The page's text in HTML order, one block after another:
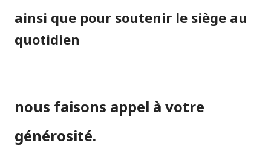
ainsi que pour soutenir le siège au
quotidien
nous faisons appel à votre
générosité.